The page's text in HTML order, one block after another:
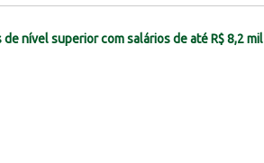
nível superior com salários de até R$ 8,2 mil